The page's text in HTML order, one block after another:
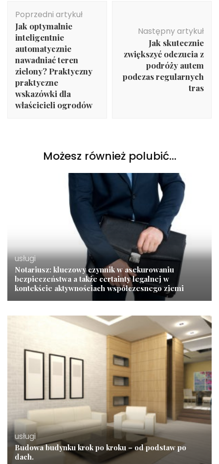
wpisu
Poprzedni artykuł
Jak optymalnie
inteligentnie
automatycznie
nawadniać teren
zielony? Praktyczny
praktyczne
wskazówki dla
właścicieli ogrodów
Następny artykuł
Jak skutecznie
zwiększyć odczucia z
podróży autem
podczas regularnych
tras
Możesz również polubić…
usługi
Notariusz: kluczowy czynnik w asekurowaniu
bezpieczeństwa a także certainty legalnej w
kontekście aktywnościach współczesnego ziemi
usługi
Budowa budynku krok po kroku – od podstaw po
dach.